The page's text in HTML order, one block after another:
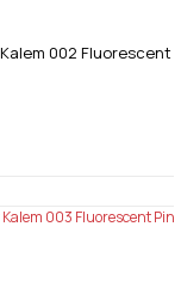
002 Fluorescent